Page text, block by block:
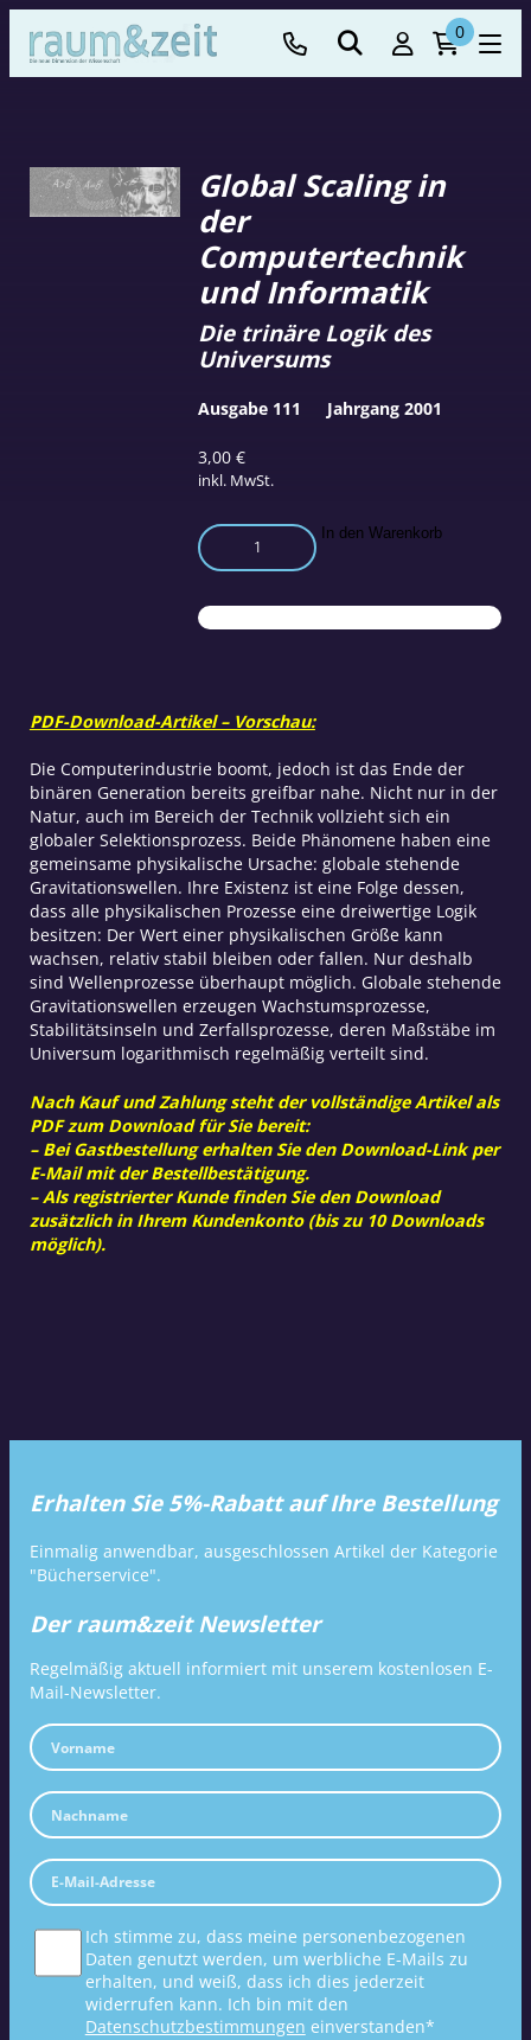
0
Global Scaling in
der
Computertechnik
und Informatik
3,00€
inkl. MwSt.
Die trinäre Logik des
Universums
Global
Scaling
der
Computertechnik
In den Warenkorb
Ausgabe 111 Jahrgang 2001
PDF-Download-Artikel – Vorschau:
Die Computerindustrie boomt, jedoch ist das Ende der
binären Generation bereits greifbar nahe. Nicht nur in der
Natur, auch im Bereich der Technik vollzieht sich ein
globaler Selektionsprozess. Beide Phänomene haben eine
gemeinsame physikalische Ursache: globale stehende
Gravitationswellen. Ihre Existenz ist eine Folge dessen,
dass alle physikalischen Prozesse eine dreiwertige Logik
besitzen: Der Wert einer physikalischen Größe kann
wachsen, relativ stabil bleiben oder fallen. Nur deshalb
sind Wellenprozesse überhaupt möglich. Globale stehende
Gravitationswellen erzeugen Wachstumsprozesse,
Stabilitätsinseln und Zerfallsprozesse, deren Maßstäbe im
Universum logarithmisch regelmäßig verteilt sind.
Nach Kauf und Zahlung steht der vollständige Artikel als
PDF zum Download für Sie bereit:
– Bei Gastbestellung erhalten Sie den Download-Link per
E-Mail mit der Bestellbestätigung.
– Als registrierter Kunde finden Sie den Download
zusätzlich in Ihrem Kundenkonto (bis zu 10 Downloads
möglich).
Erhalten Sie 5%-Rabatt auf Ihre Bestellung
Einmalig anwendbar, ausgeschlossen Artikel der Kategorie
"Bücherservice".
Der raum&zeit Newsletter
Regelmäßig aktuell informiert mit unserem kostenlosen E-
Mail-Newsletter.
Ich stimme zu, dass meine personenbezogenen
Daten genutzt werden, um werbliche E-Mails zu
erhalten, und weiß, dass ich dies jederzeit
widerrufen kann. Ich bin mit den
Datenschutzbestimmungen einverstanden*